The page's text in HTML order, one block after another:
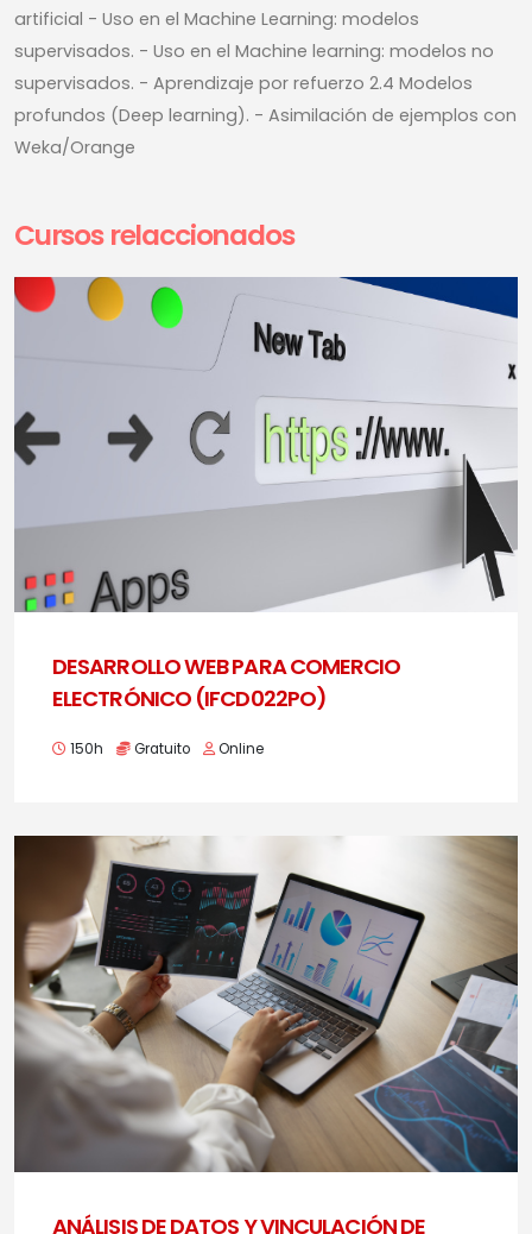
artificial - Uso en el Machine Learning: modelos
supervisados. - Uso en el Machine learning: modelos no
supervisados. - Aprendizaje por refuerzo 2.4 Modelos
profundos (Deep learning). - Asimilación de ejemplos con
Weka/Orange
Cursos relaccionados
DESARROLLO WEB PARA COMERCIO
ELECTRÓNICO (IFCD022PO)
150h Gratuito Online
ANÁLISIS DE DATOS Y VINCULACIÓN DE